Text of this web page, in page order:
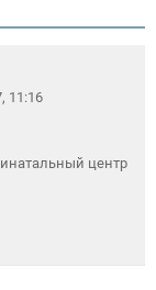
11:16
центр